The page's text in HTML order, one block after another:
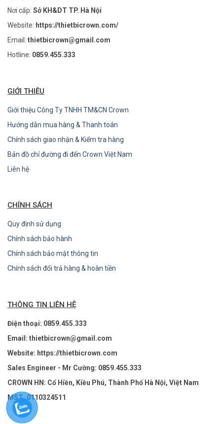
Nơi cấp: Sở KH&DT TP. Hà Nội
Website: https://thietbicrown.com/
Email: thietbicrown@gmail.com
Hotline: 0859.455.333
GIỚI THIỆU
Giới thiệu Công Ty TNHH TM&CN Crown
Hướng dẫn mua hàng & Thanh toán
Chính sách giao nhận & Kiểm tra hàng
Bản đồ chỉ đường đi đến Crown Việt Nam
Liên hệ
CHÍNH SÁCH
Quy định sử dụng
Chính sách bảo hành
Chính sách bảo mật thông tin
Chính sách đổi trả hàng & hoàn tiền
THÔNG TIN LIÊN HỆ
Điện thoại: 0859.455.333
Email: thietbicrown@gmail.com
Website: https://thietbicrown.com
Sales Engineer - Mr Cường: 0859.455.333
CROWN HN: Cổ Hiền, Kiều Phú, Thành Phố Hà Nội, Việt Nam
MST: 0110324511